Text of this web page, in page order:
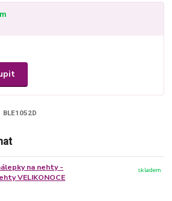
BLE1052D
na nehty -
VELIKONOCE
skladem